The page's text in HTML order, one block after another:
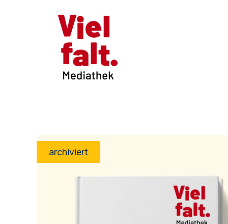
archiviert